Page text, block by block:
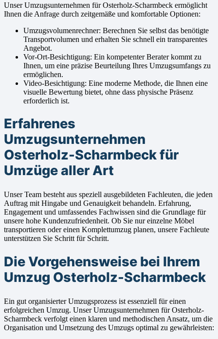
Unser Umzugsunternehmen für Osterholz-Scharmbeck ermöglicht
Ihnen die Anfrage durch zeitgemäße und komfortable Optionen:
Umzugsvolumenrechner: Berechnen Sie selbst das benötigte
Transportvolumen und erhalten Sie schnell ein transparentes
Angebot.
Vor-Ort-Besichtigung: Ein kompetenter Berater kommt zu
Ihnen, um eine präzise Beurteilung Ihres Umzugsumfangs zu
ermöglichen.
Video-Besichtigung: Eine moderne Methode, die Ihnen eine
visuelle Bewertung bietet, ohne dass physische Präsenz
erforderlich ist.
Erfahrenes
Umzugsunternehmen
Osterholz-Scharmbeck für
Umzüge aller Art
Unser Team besteht aus speziell ausgebildeten Fachleuten, die jeden
Auftrag mit Hingabe und Genauigkeit behandeln. Erfahrung,
Engagement und umfassendes Fachwissen sind die Grundlage für
unsere hohe Kundenzufriedenheit. Ob Sie nur einzelne Möbel
transportieren oder einen Komplettumzug planen, unsere Fachleute
unterstützen Sie Schritt für Schritt.
Die Vorgehensweise bei Ihrem
Umzug Osterholz-Scharmbeck
Ein gut organisierter Umzugsprozess ist essenziell für einen
erfolgreichen Umzug. Unser Umzugsunternehmen für Osterholz-
Scharmbeck verfolgt einen klaren und methodischen Ansatz, um die
Organisation und Umsetzung des Umzugs optimal zu gewährleisten: